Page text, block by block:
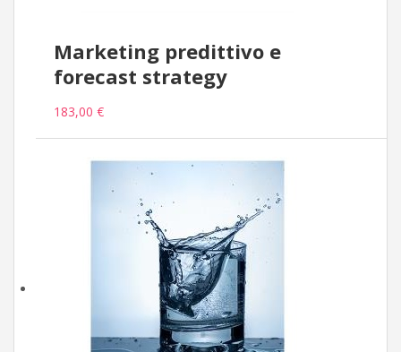
Marketing predittivo e
forecast strategy
183,00 €